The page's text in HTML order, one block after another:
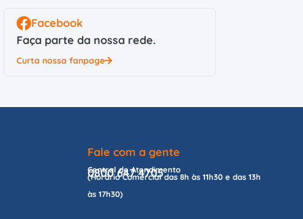
Facebook
Faça parte da nossa rede.
Curta nossa fanpage
Fale com a gente
Central de Atendimento
0800 647 4705
(Horário Comercial das 8h às 11h30 e das 13h
às 17h30)